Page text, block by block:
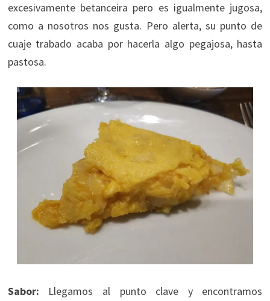
excesivamente betanceira pero es igualmente jugosa,
como a nosotros nos gusta. Pero alerta, su punto de
cuaje trabado acaba por hacerla algo pegajosa, hasta
pastosa.
Sabor: Llegamos al punto clave y encontramos